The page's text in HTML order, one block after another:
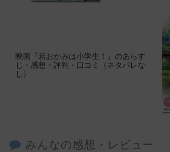
映画『若おかみは小学生！』のあらす
じ・感想・評判・口コミ（ネタバレな
し）
みんなの感想・レビュー